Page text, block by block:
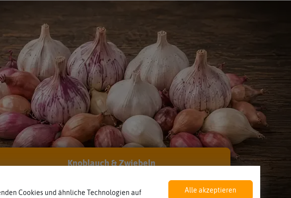
Cookies und ähnliche Technologien auf
Alle akzeptieren
Knoblauch & Zwiebeln